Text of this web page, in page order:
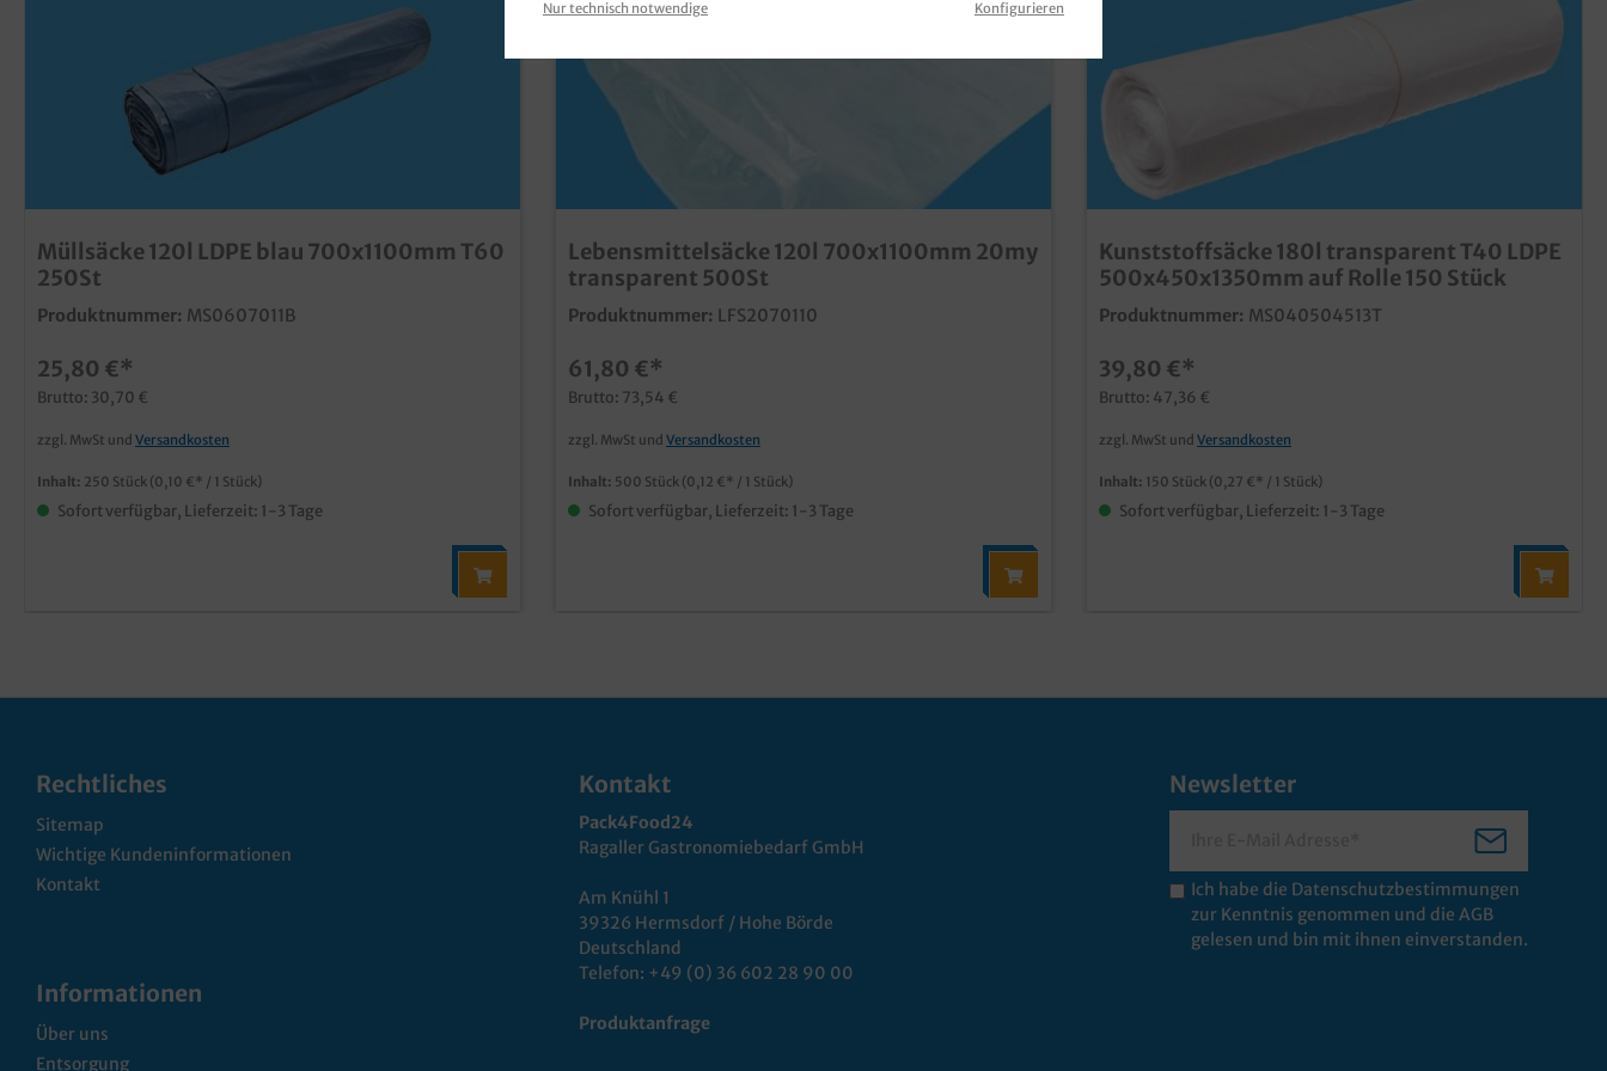
Müllsäcke 120l LDPE blau 700x1100mm T60
250St
Produktnummer: MS0607011B
25,80 €*
Brutto: 30,70 €
zzgl. MwSt und Versandkosten
Inhalt: 250 Stück (0,10 €* / 1 Stück)
Sofort verfügbar, Lieferzeit: 1-3 Tage
Lebensmittelsäcke 120l 700x1100mm 20my
transparent 500St
Produktnummer: LFS2070110
61,80 €*
Brutto: 73,54 €
zzgl. MwSt und Versandkosten
Inhalt: 500 Stück (0,12 €* / 1 Stück)
Sofort verfügbar, Lieferzeit: 1-3 Tage
Kunststoffsäcke 180l transparent T40 LDPE
500x450x1350mm auf Rolle 150 Stück
Produktnummer: MS040504513T
39,80 €*
Brutto: 47,36 €
zzgl. MwSt und Versandkosten
Inhalt: 150 Stück (0,27 €* / 1 Stück)
Sofort verfügbar, Lieferzeit: 1-3 Tage
Rechtliches
Sitemap
Wichtige Kundeninformationen
Kontakt
Informationen
Über uns
Entsorgung
Kontakt
Pack4Food24
Ragaller Gastronomiebedarf GmbH
Am Knühl 1
39326 Hermsdorf / Hohe Börde
Deutschland
Telefon: +49 (0) 36 602 28 90 00
Produktanfrage
Newsletter
Ich habe die Datenschutzbestimmungen
zur Kenntnis genommen und die AGB
gelesen und bin mit ihnen einverstanden.
Nur technisch notwendige Konfigurieren